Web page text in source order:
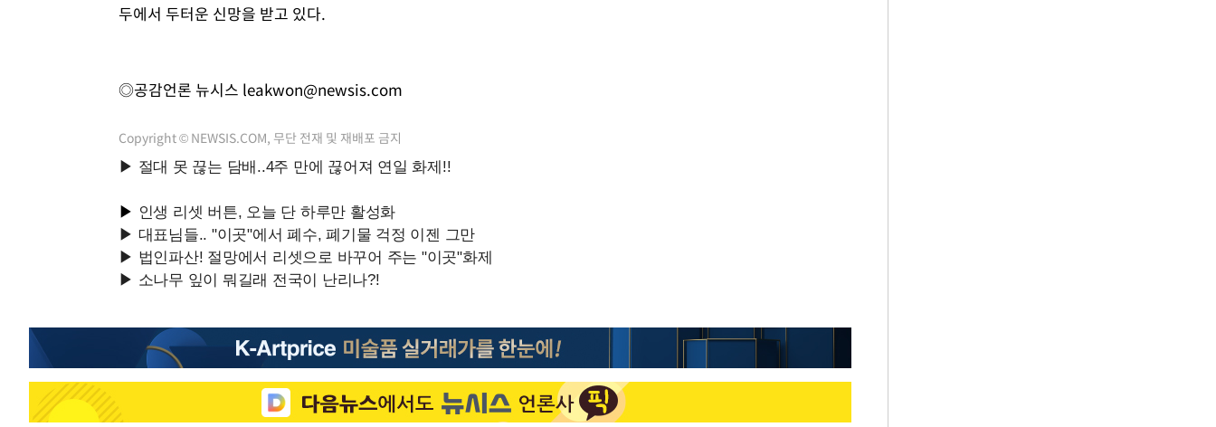
두에서 두터운 신망을 받고 있다.
◎공감언론 뉴시스 leakwon@newsis.com
Copyright © NEWSIS.COM, 무단 전재 및 재배포 금지